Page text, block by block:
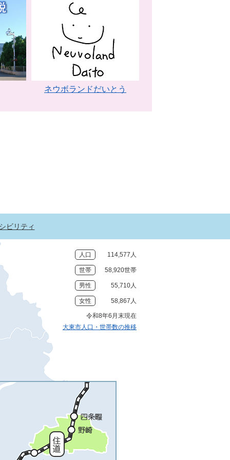
ネウボランドだいとう
ビリティ
人口 114,577人
世帯 58,920世帯
男性 55,710人
女性 58,867人
令和8年6月末現在
大東市人口・世帯数の推移